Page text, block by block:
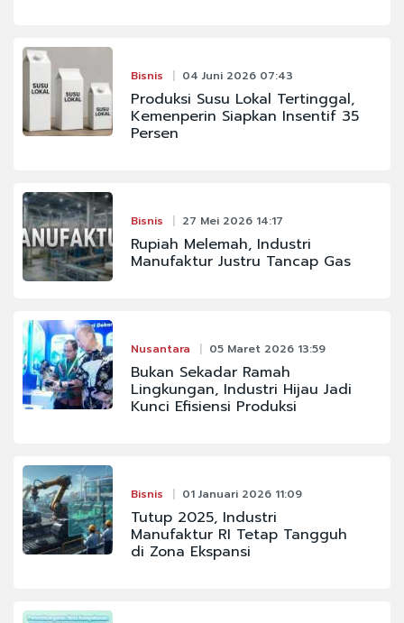
Bisnis 04 Juni 2026 07:43
Produksi Susu Lokal Tertinggal,
Kemenperin Siapkan Insentif 35
Persen
Bisnis 27 Mei 2026 14:17
Rupiah Melemah, Industri
Manufaktur Justru Tancap Gas
Nusantara 05 Maret 2026 13:59
Bukan Sekadar Ramah
Lingkungan, Industri Hijau Jadi
Kunci Efisiensi Produksi
Bisnis 01 Januari 2026 11:09
Tutup 2025, Industri
Manufaktur RI Tetap Tangguh
di Zona Ekspansi